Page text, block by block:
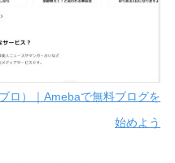
ロ）｜Amebaで無料ブログを
始めよう